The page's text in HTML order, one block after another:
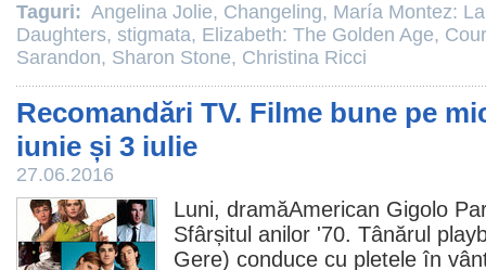
Taguri: Angelina Jolie, Changeling, María Montez:
Daughters, stigmata, Elizabeth: The Golden Age,
Sarandon, Sharon Stone, Christina Ricci
Recomandări TV. Filme bune pe
iunie și 3 iulie
27.06.2016
Luni, dramăAmerican Gigolo
Sfârșitul anilor '70. Tânărul
Gere) conduce cu pletele în